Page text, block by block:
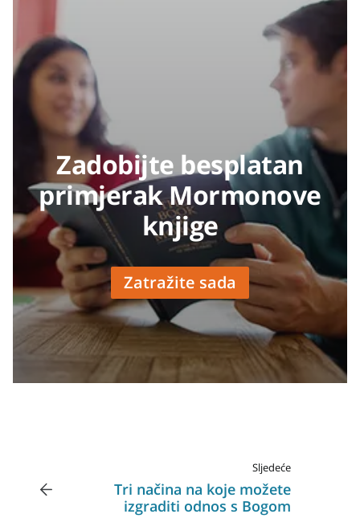
Zadobijte besplatan
primjerak Mormonove
knjige
Zatražite sada
Sljedeće
Tri načina na koje možete
izgraditi odnos s Bogom